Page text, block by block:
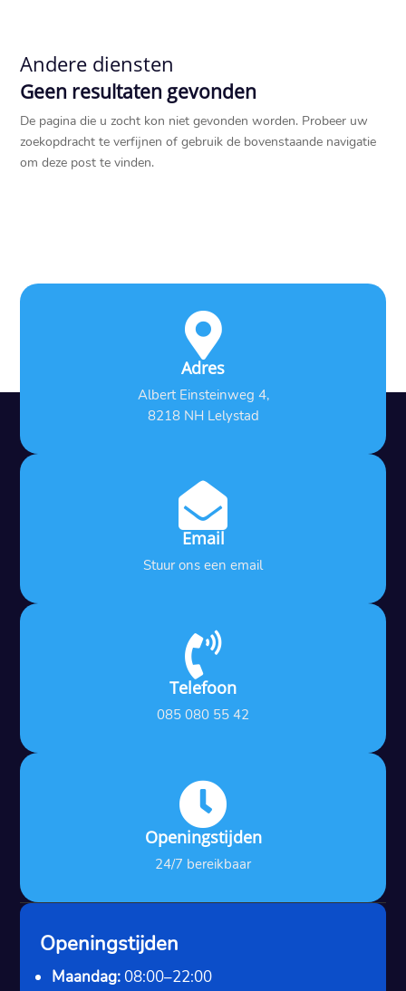
Andere diensten
Geen resultaten gevonden
De pagina die u zocht kon niet gevonden worden. Probeer uw
zoekopdracht te verfijnen of gebruik de bovenstaande navigatie
om deze post te vinden.

Adres
Albert Einsteinweg 4,
8218 NH Lelystad

Email
Stuur ons een email

Telefoon
085 080 55 42

Openingstijden
24/7 bereikbaar
Openingstijden
Maandag: 08:00–22:00